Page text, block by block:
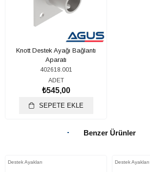
Knott Destek Ayağı Bağlantı
Aparatı
402618.001
ADET
₺545,00
SEPETE EKLE
Benzer Ürünler
Destek Ayakları Destek Ayakları